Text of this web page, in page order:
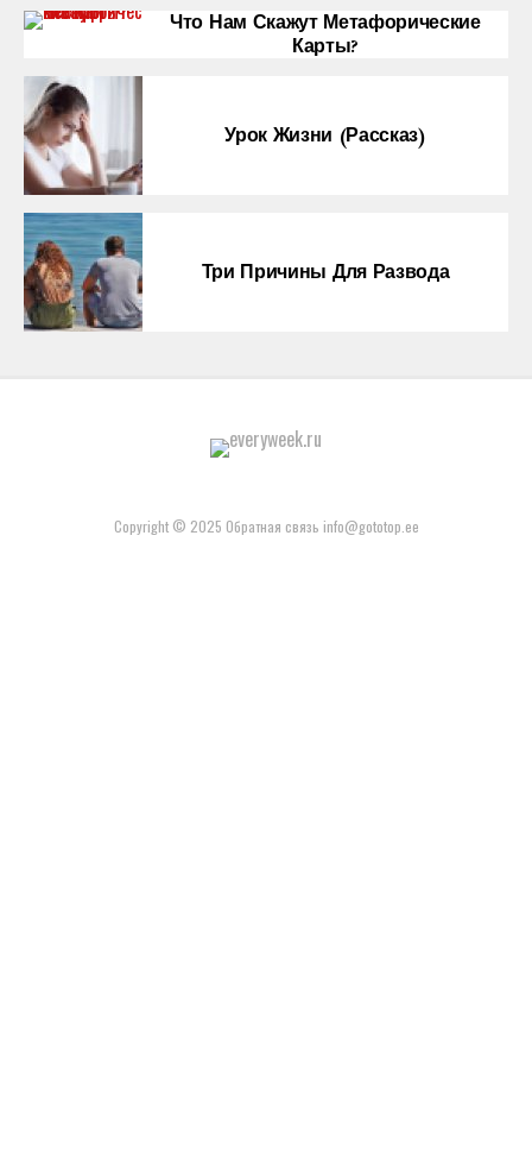
Что Нам Скажут Метафорические
Карты?
Урок Жизни (рассказ)
Три Причины Для Развода
Copyright © 2025 Обратная связь info@gototop.ee